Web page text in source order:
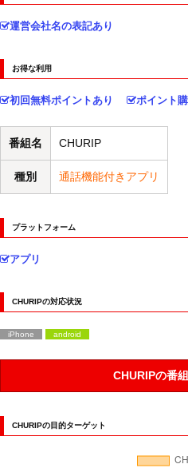
運営会社名の表記あり
お得な利用
初回無料ポイントあり ポイント
番組名 CHURIP
種別 通話機能付きアプリ
プラットフォーム
アプリ
CHURIPの対応状況
iPhone android
CHURIPの番
CHURIPの目的ターゲット